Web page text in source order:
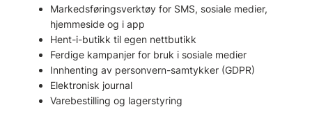
Markedsføringsverktøy for SMS, sosiale medier,
hjemmeside og i app
Hent-i-butikk til egen nettbutikk
Ferdige kampanjer for bruk i sosiale medier
Innhenting av personvern-samtykker (GDPR)
Elektronisk journal
Varebestilling og lagerstyring